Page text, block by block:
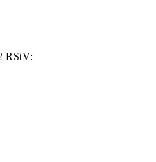
RStV: